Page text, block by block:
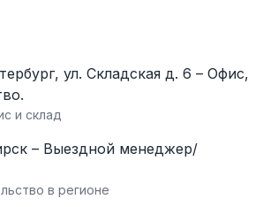
ул. Складская д. 6 – Офис,
и склад
– Выездной менеджер/
в регионе